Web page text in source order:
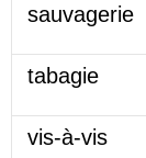
sauvagerie
tabagie
vis-à-vis